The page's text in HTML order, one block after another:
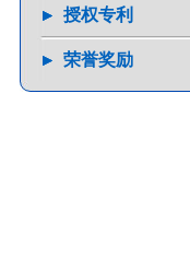
授权专利
荣誉奖励